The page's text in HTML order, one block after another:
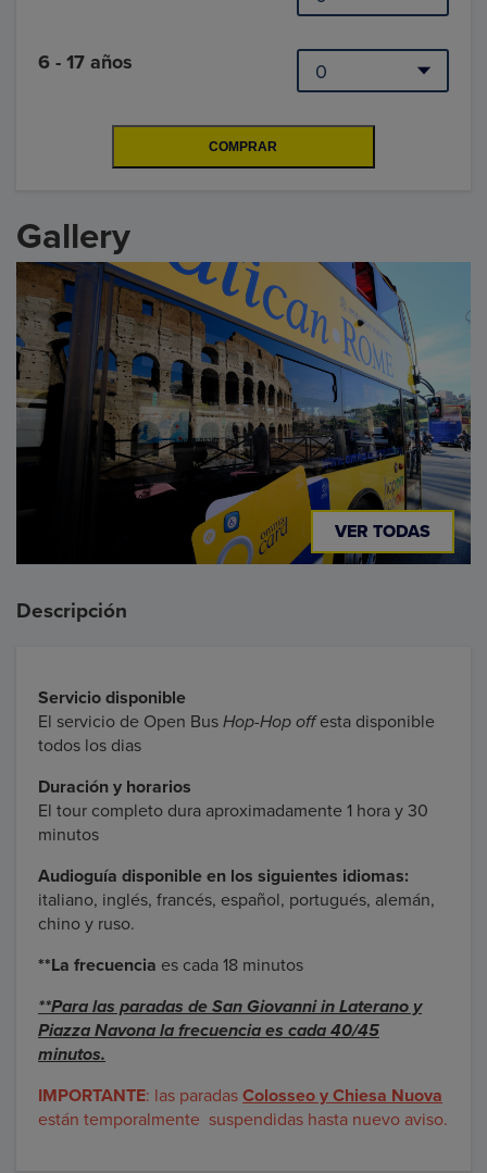
6 - 17 años
Gallery
VER TODAS
Descripción
Servicio disponible
El servicio de Open Bus Hop-Hop offesta disponible
todos los dias
Duración y horarios
El tour completo dura aproximadamente 1 hora y 30
minutos
Audioguía disponible en los siguientes idiomas:
italiano, inglés, francés, español, portugués, alemán,
chino y ruso.
**La frecuencia es cada 18 minutos
**Para las paradas de San Giovanni in Laterano y
Piazza Navona la frecuencia es cada 40/45
minutos.
IMPORTANTE: las paradas Colosseo y Chiesa Nuova
están temporalmente suspendidas hasta nuevo aviso.